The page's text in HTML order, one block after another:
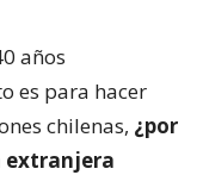
años
es para hacer
chilenas, ¿por
extranjera